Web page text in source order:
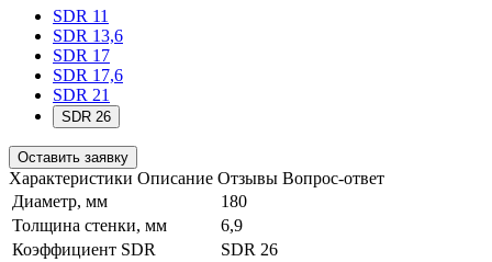
SDR 11
SDR 13,6
SDR 17
SDR 17,6
SDR 21
SDR 26
Оставить заявку
Характеристики Описание Отзывы Вопрос-ответ
Диаметр, мм
180
Толщина стенки, мм
6,9
Коэффициент SDR
SDR 26